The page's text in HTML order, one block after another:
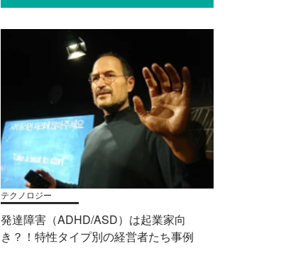
テクノロジー
発達障害（ADHD/ASD）は起業家向
き？！特性タイプ別の経営者たち事例